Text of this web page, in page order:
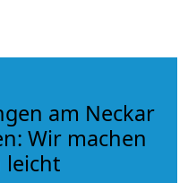
am Neckar
Wir machen
leicht